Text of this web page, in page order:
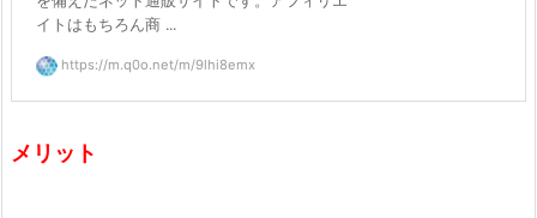
イトはもちろん商 ...
https://m.q0o.net/m/9lhi8emx
メリット